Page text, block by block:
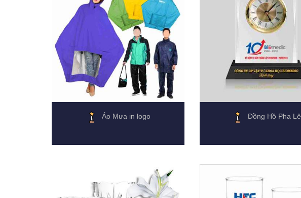
Áo Mưa in logo Đồng Hồ Pha Lê